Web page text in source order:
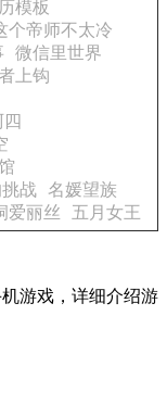
模板
个帝师不太冷
微信里世界
上钩
战
名媛望族
爱丽丝 五月女王
游戏，详细介绍游